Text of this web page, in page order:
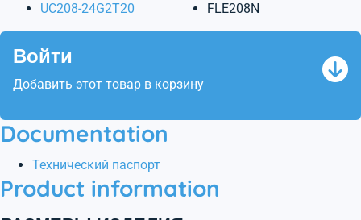
UC208-24G2T20 FLE208N
Войти
Добавить этот товар в корзину
Documentation
Технический паспорт
Product information